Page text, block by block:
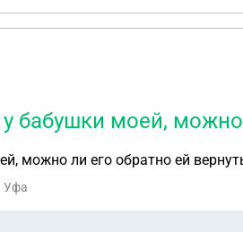
бабушки моей, можно
можно ли его обратно ей
Уфа